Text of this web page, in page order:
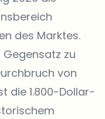
des Marktes.
Gegensatz zu
von
die 1.800-Dollar-